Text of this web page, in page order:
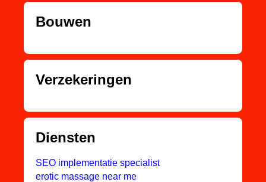
Bouwen
Verzekeringen
Diensten
SEO implementatie specialist
erotic massage near me